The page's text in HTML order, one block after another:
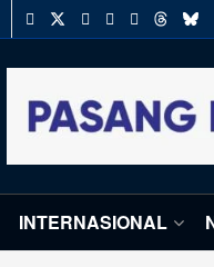
INTERNASIONAL